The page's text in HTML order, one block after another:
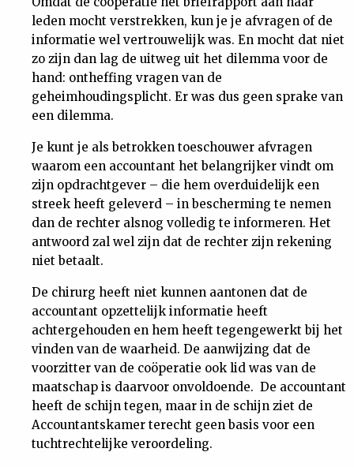
leden mocht verstrekken, kun je je afvragen of de
informatie wel vertrouwelijk was. En mocht dat niet
zo zijn dan lag de uitweg uit het dilemma voor de
hand: ontheffing vragen van de
geheimhoudingsplicht. Er was dus geen sprake van
een dilemma.
Je kunt je als betrokken toeschouwer afvragen
waarom een accountant het belangrijker vindt om
zijn opdrachtgever – die hem overduidelijk een
streek heeft geleverd – in bescherming te nemen
dan de rechter alsnog volledig te informeren. Het
antwoord zal wel zijn dat de rechter zijn rekening
niet betaalt.
De chirurg heeft niet kunnen aantonen dat de
accountant opzettelijk informatie heeft
achtergehouden en hem heeft tegengewerkt bij het
vinden van de waarheid. De aanwijzing dat de
voorzitter van de coöperatie ook lid was van de
maatschap is daarvoor onvoldoende. De accountant
heeft de schijn tegen, maar in de schijn ziet de
Accountantskamer terecht geen basis voor een
tuchtrechtelijke veroordeling.